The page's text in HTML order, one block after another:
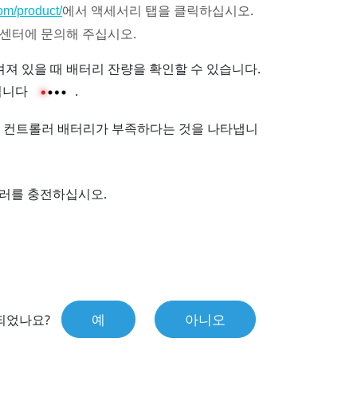
product/에서 액세서리 탭을 클릭하십시오.
터에 문의해 주십시오.
져 있을 때 배터리 잔량을 확인할 수 있습니다.
다
.
트롤러 배터리가 부족하다는 것을 나타냅니
를 충전하십시오.
었나요? 예 아니오